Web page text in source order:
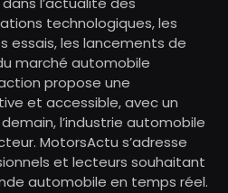
technologiques, les
essais, les lancements de
marché automobile
propose une
et accessible, avec un
l’industrie automobile
MotorsActu s’adresse
et lecteurs souhaitant
automobile en temps réel.